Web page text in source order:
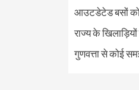
आउटडेटेड बसों को
राज्य के
गुणवत्ता से कोई